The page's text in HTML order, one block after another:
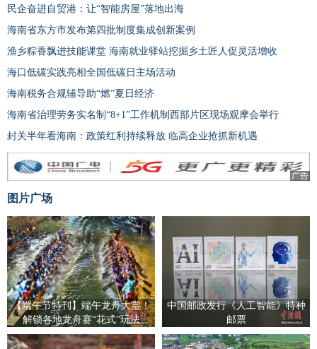
民企奋进自贸港：让“智能房屋”落地出海
海南省东方市发布第四批制度集成创新案例
渔乡粽香飘进技能课堂 海南就业驿站挖掘乡土匠人促灵活增收
海口低碳实践亮相全国低碳日主场活动
海南税务合规辅导助“燃”夏日经济
海南省治理劳务实名制“8+1”工作机制西部片区现场观摩会举行
封关半年看海南：政策红利持续释放 临高企业抢抓新机遇
广告
图片广场
【端午节特刊】端午龙舟大赏！
解锁各地龙舟赛“花式”玩法
中国邮政发行《人工智能》特种
邮票